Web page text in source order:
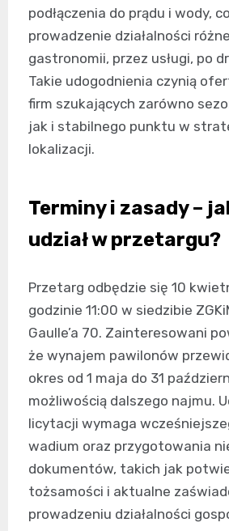
podłączenia do prądu i wody,
prowadzenie działalności
gastronomii, przez usługi, po
Takie udogodnienia czynią
firm szukających zarówno
jak i stabilnego punktu w
lokalizacji.
Terminy i zasady –
udział w przetargu?
Przetarg odbędzie się 10
godzinie 11:00 w siedzibie
Gaulle’a 70. Zainteresowani
że wynajem pawilonów
okres od 1 maja do 31
możliwością dalszego najmu.
licytacji wymaga
wadium oraz przygotowania
dokumentów, takich jak
tożsamości i aktualne
prowadzeniu działalności